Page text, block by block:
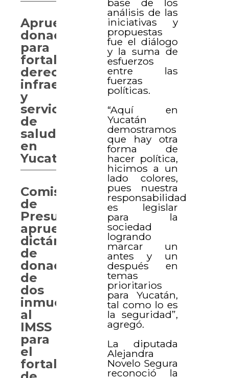
análisis de las
iniciativas y
propuestas
fue el diálogo
y la suma de
esfuerzos
entre las
fuerzas
políticas.
“Aquí en
Yucatán
demostramos
que hay otra
forma de
hacer política,
hicimos a un
lado colores,
pues nuestra
responsabilidad
es legislar
para la
sociedad
logrando
marcar un
antes y un
después en
temas
prioritarios
para Yucatán,
tal como lo es
la seguridad”,
agregó.
La diputada
Alejandra
Novelo Segura
reconoció la
Aprueban
donaciones
para
fortalecer
derechos,
infraestructura
y
servicios
de
salud
en
Yucatán
Comisión
de
Presupuesto
aprueba
dictámenes
de
donación
de
dos
inmuebles
al
IMSS
para
el
fortalecimiento